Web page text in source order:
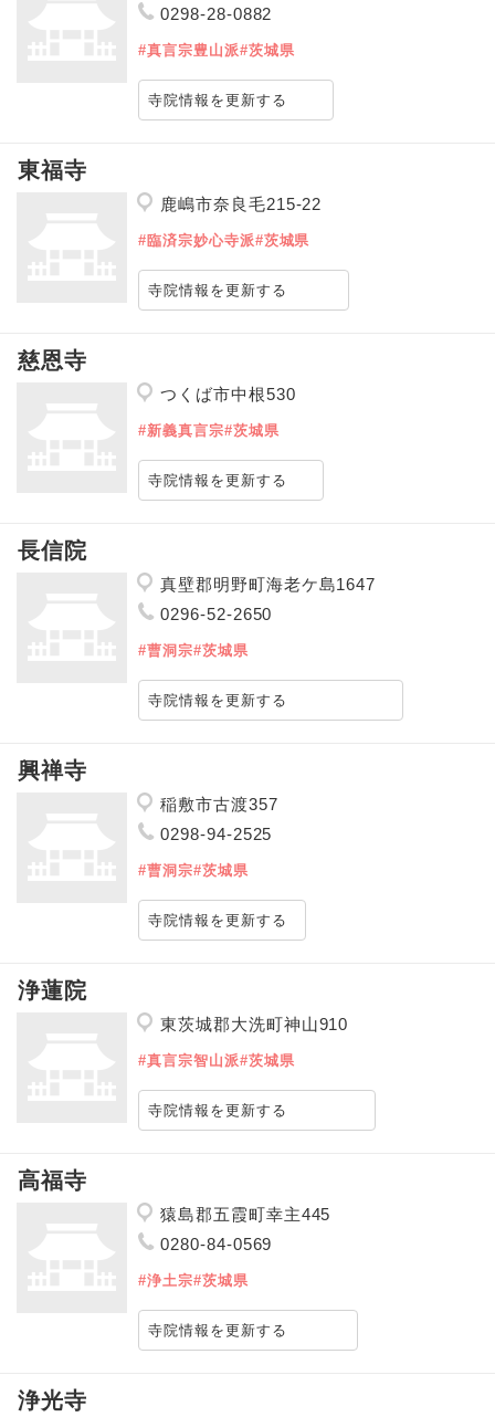
0298-28-0882
#真言宗豊山派#茨城県
寺院情報を更新する
東福寺
鹿嶋市奈良毛215-22
#臨済宗妙心寺派#茨城県
寺院情報を更新する
慈恩寺
つくば市中根530
#新義真言宗#茨城県
寺院情報を更新する
長信院
真壁郡明野町海老ケ島1647
0296-52-2650
#曹洞宗#茨城県
寺院情報を更新する
興禅寺
稲敷市古渡357
0298-94-2525
#曹洞宗#茨城県
寺院情報を更新する
浄蓮院
東茨城郡大洗町神山910
#真言宗智山派#茨城県
寺院情報を更新する
高福寺
猿島郡五霞町幸主445
0280-84-0569
#浄土宗#茨城県
寺院情報を更新する
浄光寺